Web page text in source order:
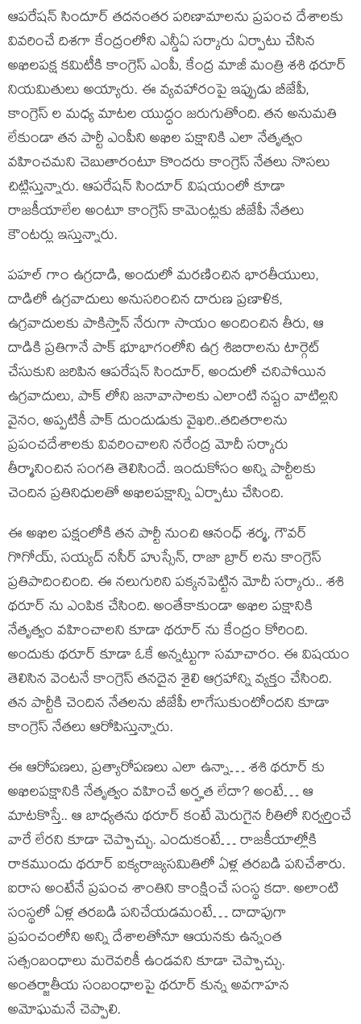
ఆపరేషన్ సిందూర్ తదనంతర పరిణామాలను ప్రపంచ దేశాలకు
వివరించే దిశగా కేంద్రంలోని ఎన్డీఏ సర్కారు ఏర్పాటు చేసిన
అఖిలపక్ష కమిటీకి కాంగ్రెస్ ఎంపీ, కేంద్ర మాజీ మంత్రి శశి థరూర్
నియమితులు అయ్యారు. ఈ వ్యవహారంపై ఇప్పుడు బీజేపీ,
కాంగ్రెస్ ల మధ్య మాటల యుద్ధం జరుగుతోంది. తన అనుమతి
లేకుండా తన పార్టీ ఎంపీని అఖిల పక్షానికి ఎలా నేతృత్వం
వహించమని చెబుతారంటూ కొందరు కాంగ్రెస్ నేతలు నొసలు
చిట్లిస్తున్నారు. ఆపరేషన్ సిందూర్ విషయంలో కూడా
రాజకీయాలేల అంటూ కాంగ్రెస్ కామెంట్లకు బీజేపీ నేతలు
కౌంటర్లు ఇస్తున్నారు.
పహల్ గాం ఉగ్రదాడి, అందులో మరణించిన భారతీయులు,
దాడిలో ఉగ్రవాదులు అనుసరించిన దారుణ ప్రణాళిక,
ఉగ్రవాదులకు పాకిస్తాన్ నేరుగా సాయం అందించిన తీరు, ఆ
దాడికి ప్రతిగానే పాక్ భూభాగంలోని ఉగ్ర శిబిరాలను టార్గెట్
చేసుకుని జరిపిన ఆపరేషన్ సిందూర్, అందులో చనిపోయిన
ఉగ్రవాదులు, పాక్ లోని జనావాసాలకు ఎలాంటి నష్టం వాటిల్లని
వైనం, అప్పటికీ పాక్ దుందుడుకు వైఖరి..తదితరాలను
ప్రపంచదేశాలకు వివరించాలని నరేంద్ర మోదీ సర్కారు
తీర్మానించిన సంగతి తెలిసిందే. ఇందుకోసం అన్ని పార్టీలకు
చెందిన ప్రతినిధులతో అఖిలపక్షాన్ని ఏర్పాటు చేసింది.
ఈ అఖిల పక్షంలోకి తన పార్టీ నుంచి ఆనంధ్ శర్మ, గౌవర్
గొగోయ్, సయ్యద్ నసీర్ హుస్సేన్, రాజా బ్రార్ లను కాంగ్రెస్
ప్రతిపాదించింది. ఈ నలుగురిని పక్కనపెట్టిన మోదీ సర్కారు.. శశి
థరూర్ ను ఎంపిక చేసింది. అంతేకాకుండా అఖిల పక్షానికి
నేతృత్వం వహించాలని కూడా థరూర్ ను కేంద్రం కోరింది.
అందుకు థరూర్ కూడా ఓకే అన్నట్టుగా సమాచారం. ఈ విషయం
తెలిసిన వెంటనే కాంగ్రెస్ తనదైన శైలి ఆగ్రహాన్ని వ్యక్తం చేసింది.
తన పార్టీకి చెందిన నేతలను బీజేపీ లాగేసుకుంటోందని కూడా
కాంగ్రెస్ నేతలు ఆరోపిస్తున్నారు.
ఈ ఆరోపణలు, ప్రత్యారోపణలు ఎలా ఉన్నా… శశి థరూర్ కు
అఖిలపక్షానికి నేతృత్వం వహించే అర్హత లేదా? అంటే… ఆ
మాటకొస్తే.. ఆ బాధ్యతను థరూర్ కంటే మెరుగైన రీతిలో నిర్వర్తించే
వారే లేరని కూడా చెప్పొచ్చు. ఎందుకంటే… రాజకీయాల్లోకి
రాకముందు థరూర్ ఐక్యరాజ్యసమితిలో ఏళ్ల తరబడి పనిచేశారు.
ఐరాస అంటేనే ప్రపంచ శాంతిని కాంక్షించే సంస్థ కదా. అలాంటి
సంస్థలో ఏళ్ల తరబడి పనిచేయడమంటే… దాదాపుగా
ప్రపంచంలోని అన్ని దేశాలతోనూ ఆయనకు ఉన్నంత
సత్సంబంధాలు మరెవరికీ ఉండవని కూడా చెప్పొచ్చు.
అంతర్జాతీయ సంబంధాలపై థరూర్ కున్న అవగాహన
అమోఘమనే చెప్పాలి.